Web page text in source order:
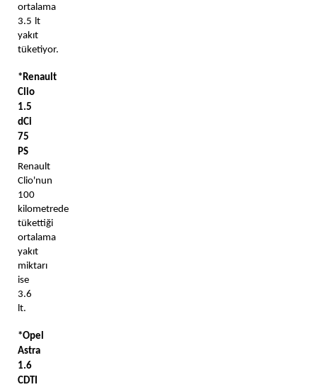
ortalama
3.5 lt
yakıt
*Renault
Clio
1.5
dCi
75
PS
Renault
Clio'nun
100
kilometrede
tükettiği
ortalama
yakıt
miktarı
ise
3.6
lt.
*Opel
Astra
1.6
CDTI